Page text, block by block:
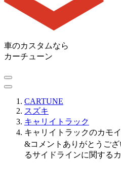
車のカスタムなら
カーチューン
CARTUNE
スズキ
キャリイトラック
キャリイトラックのカモ
&コメントありがとうご
るサイドラインに関する